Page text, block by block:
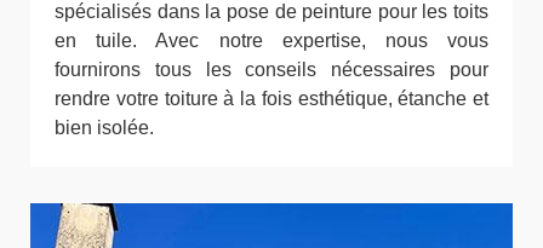
spécialisés dans la pose de peinture pour les toits
en tuile. Avec notre expertise, nous vous
fournirons tous les conseils nécessaires pour
rendre votre toiture à la fois esthétique, étanche et
bien isolée.